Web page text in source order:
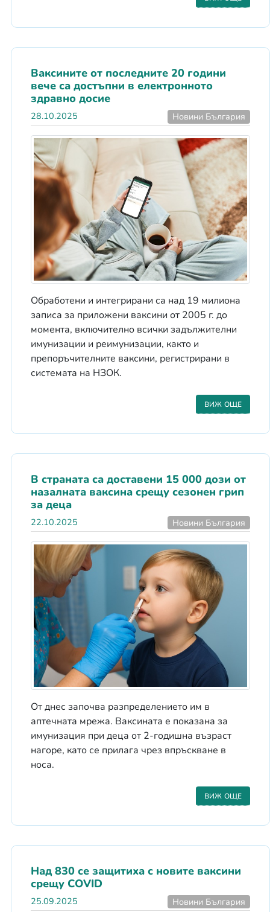
Ваксините от последните 20 години
вече са достъпни в електронното
здравно досие
28.10.2025 Новини България
Обработени и интегрирани са над 19 милиона
записа за приложени ваксини от 2005 г. до
момента, включително всички задължителни
имунизации и реимунизации, както и
препоръчителните ваксини, регистрирани в
системата на НЗОК.
ВИЖ ОЩЕ
В страната са доставени 15 000 дози от
назалната ваксина срещу сезонен грип
за деца
22.10.2025 Новини България
От днес започва разпределението им в
аптечната мрежа. Ваксината е показана за
имунизация при деца от 2-годишна възраст
нагоре, като се прилага чрез впръскване в
носа.
ВИЖ ОЩЕ
Над 830 се защитиха с новите ваксини
срещу COVID
25.09.2025 Новини България